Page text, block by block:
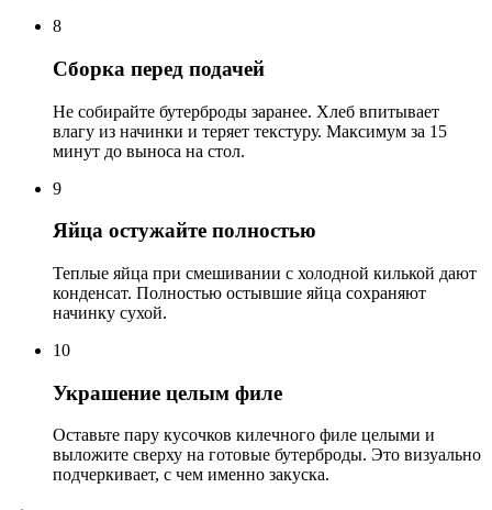
8
Сборка перед подачей
Не собирайте бутерброды заранее. Хлеб впитывает
влагу из начинки и теряет текстуру. Максимум за 15
минут до выноса на стол.
9
Яйца остужайте полностью
Теплые яйца при смешивании с холодной килькой дают
конденсат. Полностью остывшие яйца сохраняют
начинку сухой.
10
Украшение целым филе
Оставьте пару кусочков килечного филе целыми и
выложите сверху на готовые бутерброды. Это визуально
подчеркивает, с чем именно закуска.